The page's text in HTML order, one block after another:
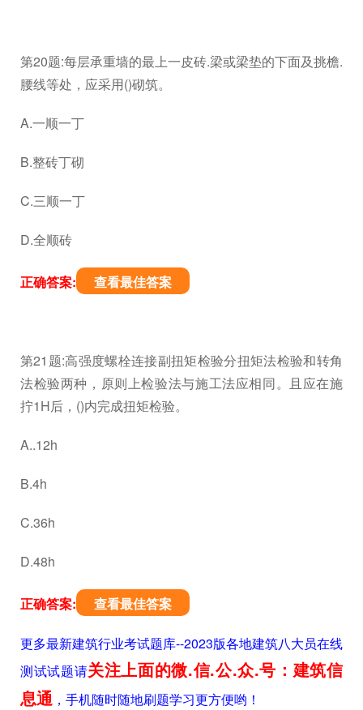
第20题:每层承重墙的最上一皮砖.梁或梁垫的下面及挑檐.
腰线等处，应采用()砌筑。
A.一顺一丁
B.整砖丁砌
C.三顺一丁
D.全顺砖
正确答案: 查看最佳答案
第21题:高强度螺栓连接副扭矩检验分扭矩法检验和转角
法检验两种，原则上检验法与施工法应相同。且应在施
拧1H后，()内完成扭矩检验。
A..12h
B.4h
C.36h
D.48h
正确答案: 查看最佳答案
更多最新建筑行业考试题库--2023版各地建筑八大员在线
测试试题请关注上面的微.信.公.众.号：建筑信
息通，手机随时随地刷题学习更方便哟！